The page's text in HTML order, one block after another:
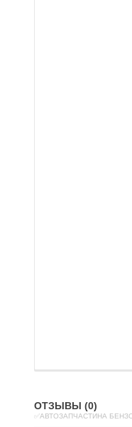
ОТЗЫВЫ (0)
✅АВТОЗАПЧАСТИНА